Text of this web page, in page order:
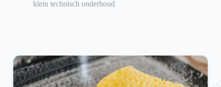
klein technisch onderhoud